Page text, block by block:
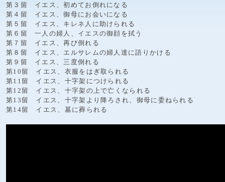
第３留 イエス、初めてお倒れになる
第４留 イエス、御母にお会いになる
第５留 イエス、キレネ人に助けられる
第６留 一人の婦人、イエスの御顔を拭う
第７留 イエス、再び倒れる
第８留 イエス、エルサレムの婦人達に語りかける
第９留 イエス、三度倒れる
第10留 イエス、衣服をはぎ取られる
第11留 イエス、十字架につけられる
第12留 イエス、十字架の上で亡くなられる
第13留 イエス、十字架より降ろされ、御母に委ねられる
第14留 イエス、墓に葬られる